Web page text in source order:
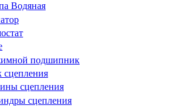
Водяная
подшипник
сцепления
сцепления
сцепления